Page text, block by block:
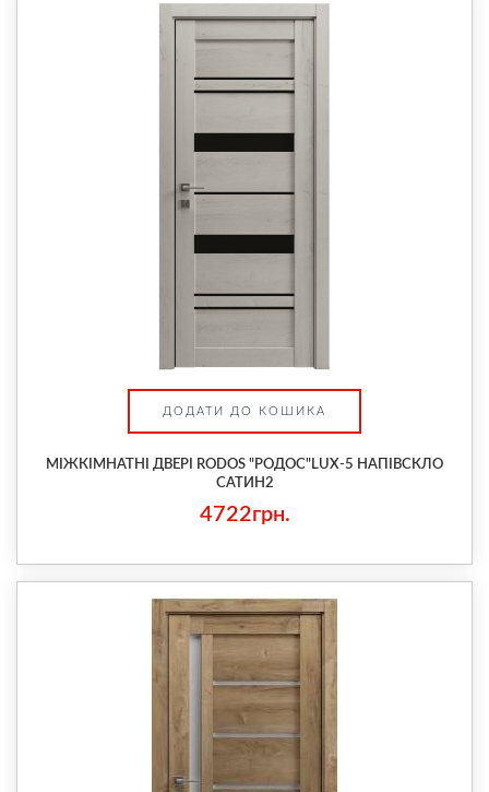
ДОДАТИ ДО КОШИКА
МІЖКІМНАТНІ ДВЕРІ RODOS "РОДОС"LUX-5 НАПІВСКЛО
САТИН2
4722грн.